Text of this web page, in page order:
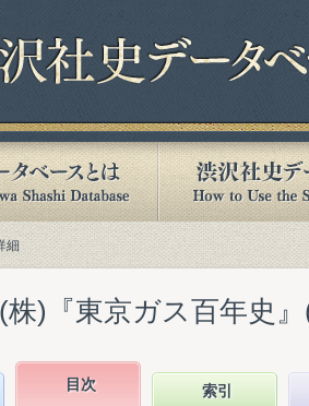
細
株)『東京ガス百年史
目次 索引